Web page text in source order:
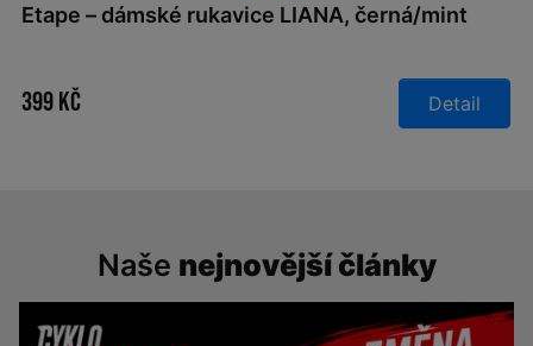
Etape – dámské rukavice LIANA, černá/mint
399 Kč Detail
Naše nejnovější články